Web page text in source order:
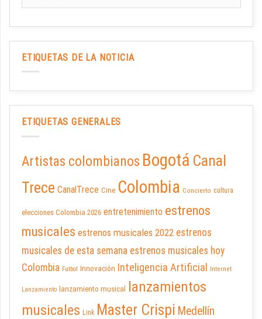
ETIQUETAS DE LA NOTICIA
ETIQUETAS GENERALES
Artistas colombianos Bogotá Canal
Trece CanalTrece Cine Colombia Concierto cultura
elecciones Colombia 2026 entretenimiento estrenos
musicales estrenos musicales 2022 estrenos
musicales de esta semana estrenos musicales hoy
Colombia Futbol Innovación Inteligencia Artificial Internet
Lanzamiento lanzamiento musical
lanzamientos
musicales Link Master Crispi Medellín